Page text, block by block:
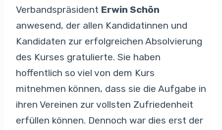
Verbandspräsident Erwin Schön
anwesend, der allen Kandidatinnen und
Kandidaten zur erfolgreichen Absolvierung
des Kurses gratulierte. Sie haben
hoffentlich so viel von dem Kurs
mitnehmen können, dass sie die Aufgabe in
ihren Vereinen zur vollsten Zufriedenheit
erfüllen können. Dennoch war dies erst der